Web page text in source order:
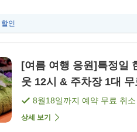
할인
[여름 여행 응원]특정일
웃 12시 & 주차장 1대
8월18일까지 예약 무료 취
상세 보기